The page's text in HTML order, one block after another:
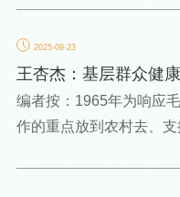
2025-09-23
王杏杰：基层群众健
编者按：1965年为响应
作的重点放到农村去、